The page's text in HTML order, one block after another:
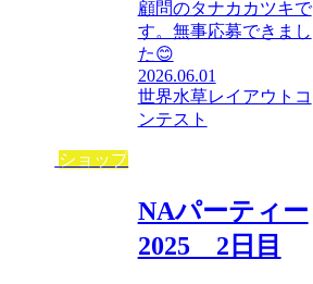
顧問のタナカカツキで
す。無事応募できまし
た😊
2026.06.01
世界水草レイアウトコ
ンテスト
ショップ
NAパーティー
2025 2日目